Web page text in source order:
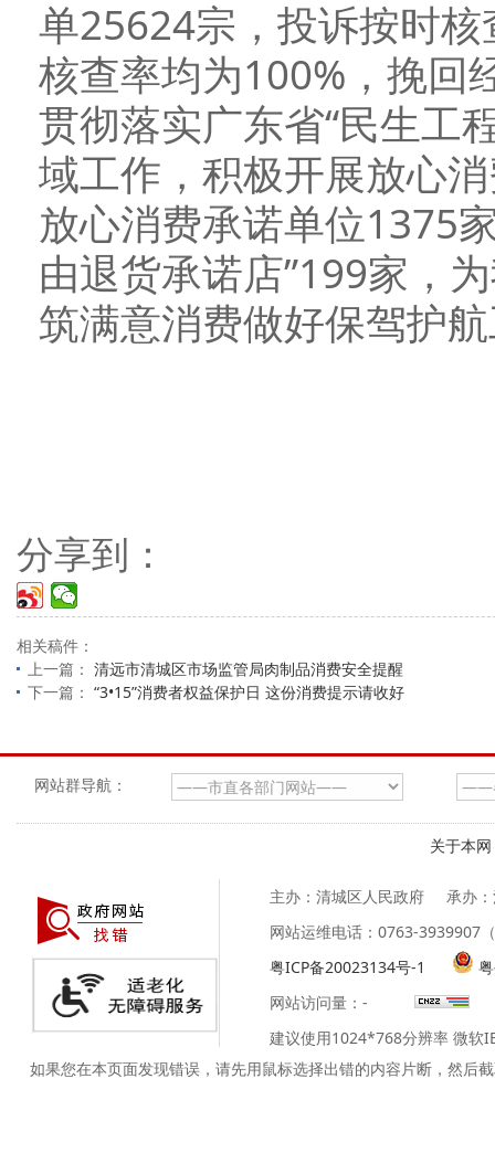
单25624宗，投诉按时
核查率均为100%，挽回
贯彻落实广东省“民生工
域工作，积极开展放心
放心消费承诺单位1375
由退货承诺店”199家，
筑满意消费做好保驾护
分享到：
相关稿件：
上一篇： 清远市清城区市场监管局肉制品消费安全提醒
下一篇： “3•15”消费者权益保护日 这份消费提示请收好
网站群导航：
关于本网
主办：清城区人民政府
承办
网站运维电话：0763-3939907
粤ICP备20023134号-1
网站访问量： -
建议使用1024*768分辨率 微软
如果您在本页面发现错误，请先用鼠标选择出错的内容片断，然后